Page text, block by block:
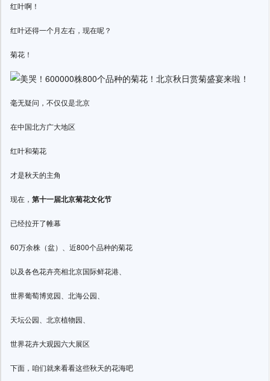
红叶啊！
红叶还得一个月左右，现在呢？
菊花！
毫无疑问，不仅仅是北京
在中国北方广大地区
红叶和菊花
才是秋天的主角
现在， 第十一届北京菊花文化节
已经拉开了帷幕
60万余株（盆）、近800个品种的菊花
以及各色花卉亮相北京国际鲜花港、
世界葡萄博览园、北海公园、
天坛公园、北京植物园、
世界花卉大观园六大展区
下面，咱们就来看看这些秋天的花海吧